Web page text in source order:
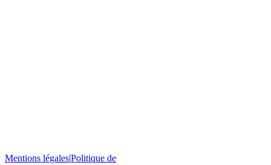
Mentions légalesPolitique de